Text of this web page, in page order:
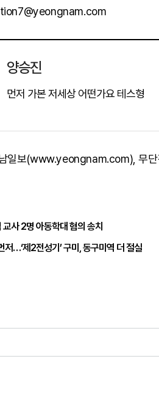
양승진
먼저 가본 저세상 어떤가요 테스형
일보(www.yeongnam.com), 무단
사 2명 아동학대 혐의 송치
저…‘제2전성기’ 구미, 동구미역 더 절실